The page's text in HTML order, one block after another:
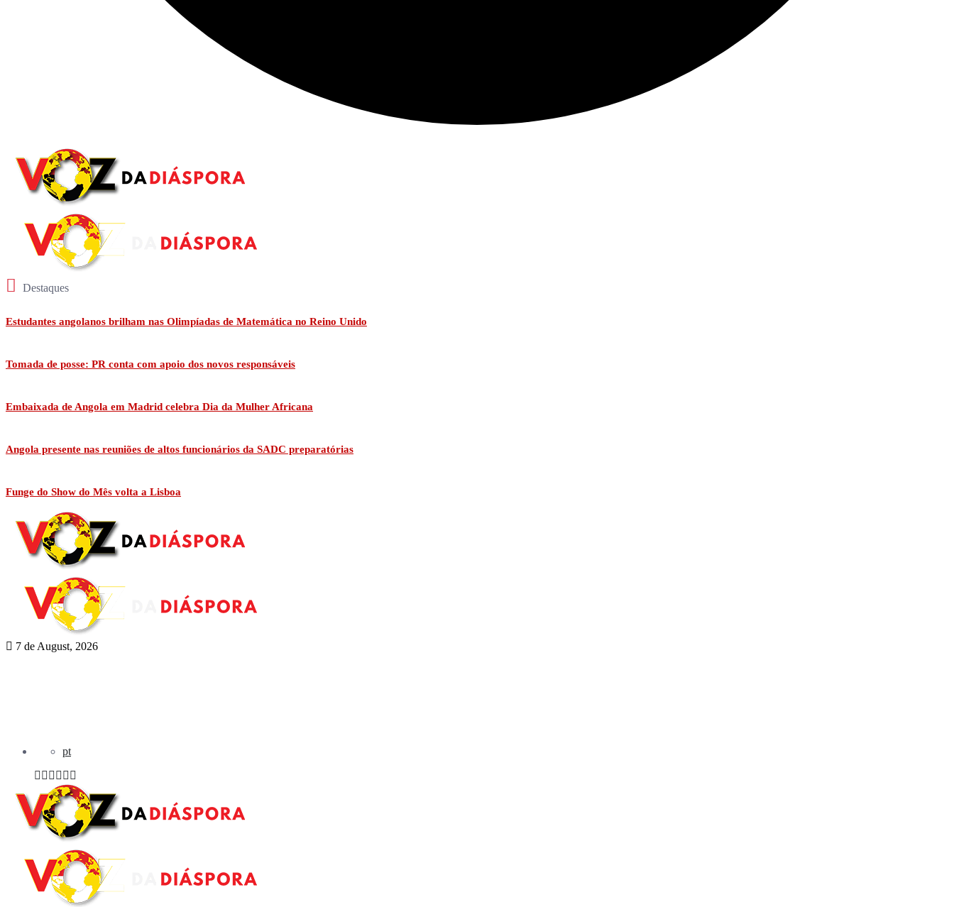
Destaques
Estudantes angolanos brilham nas Olimpíadas de Matemática no Reino Unido
Tomada de posse: PR conta com apoio dos novos responsáveis
Embaixada de Angola em Madrid celebra Dia da Mulher Africana
Angola presente nas reuniões de altos funcionários da SADC preparatórias
Funge do Show do Mês volta a Lisboa
7 de August, 2026
pt